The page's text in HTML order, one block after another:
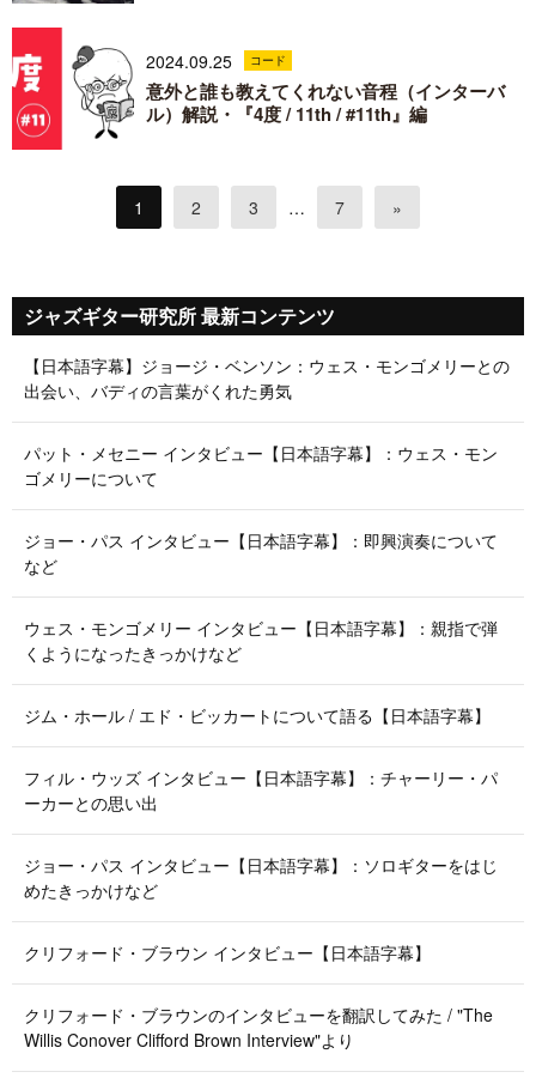
2024.09.25 コード
意外と誰も教えてくれない音程（インターバ
ル）解説・『4度 / 11th / #11th』編
1 2 3 … 7 »
ジャズギター研究所 最新コンテンツ
【日本語字幕】ジョージ・ベンソン：ウェス・モンゴメリーとの
出会い、バディの言葉がくれた勇気
パット・メセニー インタビュー【日本語字幕】：ウェス・モン
ゴメリーについて
ジョー・パス インタビュー【日本語字幕】：即興演奏について
など
ウェス・モンゴメリー インタビュー【日本語字幕】：親指で弾
くようになったきっかけなど
ジム・ホール / エド・ビッカートについて語る【日本語字幕】
フィル・ウッズ インタビュー【日本語字幕】：チャーリー・パ
ーカーとの思い出
ジョー・パス インタビュー【日本語字幕】：ソロギターをはじ
めたきっかけなど
クリフォード・ブラウン インタビュー【日本語字幕】
クリフォード・ブラウンのインタビューを翻訳してみた / "The
Willis Conover Clifford Brown Interview"より